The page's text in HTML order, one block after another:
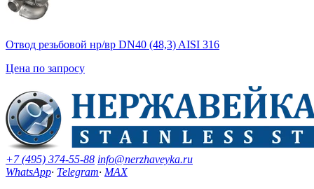
Отвод резьбовой нр/вр DN40 (48,3) AISI 316
Цена по запросу
+7 (495) 374-55-88 info@nerzhaveyka.ru
WhatsApp· Telegram· MAX